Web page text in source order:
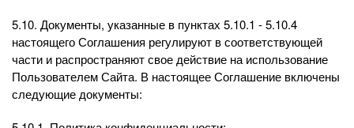
5.10. Документы, указанные в пунктах 5.10.1 - 5.10.4
настоящего Соглашения регулируют в соответствующей
части и распространяют свое действие на использование
Пользователем Сайта. В настоящее Соглашение включены
следующие документы: